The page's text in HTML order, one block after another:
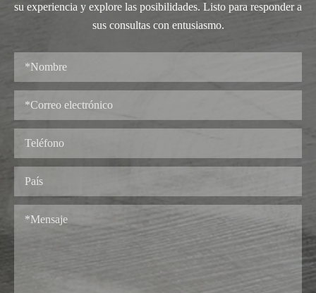
su experiencia y explore las posibilidades. Listo para responder a
sus consultas con entusiasmo.